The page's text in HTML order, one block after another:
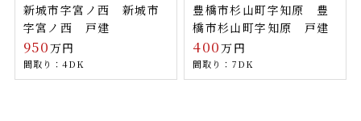
新城市字宮ノ西 新城市
字宮ノ西 戸建
950万円
間取り：4DK
豊橋市杉山町字知原 豊
橋市杉山町字知原 戸建
400万円
間取り：7DK